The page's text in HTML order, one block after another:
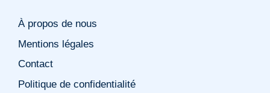
À propos de nous
Mentions légales
Contact
Politique de confidentialité